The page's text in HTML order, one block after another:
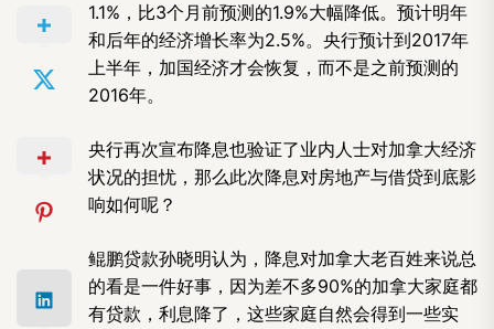
1.1%，比3个月前预测的1.9%大幅降低。预计明年
和后年的经济增长率为2.5%。央行预计到2017年
上半年，加国经济才会恢复，而不是之前预测的
2016年。
央行再次宣布降息也验证了业内人士对加拿大经济
状况的担忧，那么此次降息对房地产与借贷到底影
响如何呢？
鲲鹏贷款孙晓明认为，降息对加拿大老百姓来说总
的看是一件好事，因为差不多90%的加拿大家庭都
有贷款，利息降了，这些家庭自然会得到一些实